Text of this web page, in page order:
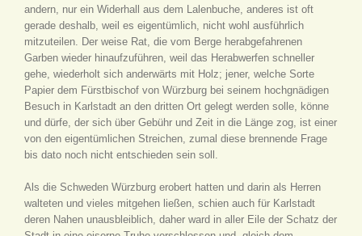
andern, nur ein Widerhall aus dem Lalenbuche, anderes ist oft
gerade deshalb, weil es eigentümlich, nicht wohl ausführlich
mitzuteilen. Der weise Rat, die vom Berge herabgefahrenen
Garben wieder hinaufzuführen, weil das Herabwerfen schneller
gehe, wiederholt sich anderwärts mit Holz; jener, welche Sorte
Papier dem Fürstbischof von Würzburg bei seinem hochgnädigen
Besuch in Karlstadt an den dritten Ort gelegt werden solle, könne
und dürfe, der sich über Gebühr und Zeit in die Länge zog, ist einer
von den eigentümlichen Streichen, zumal diese brennende Frage
bis dato noch nicht entschieden sein soll.
Als die Schweden Würzburg erobert hatten und darin als Herren
walteten und vieles mitgehen ließen, schien auch für Karlstadt
deren Nahen unausbleiblich, daher ward in aller Eile der Schatz der